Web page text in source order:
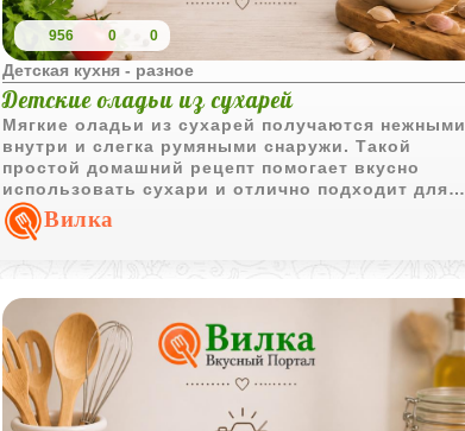
956 0 0
Детская кухня - разное
Детские оладьи из сухарей
Мягкие оладьи из сухарей получаются нежными
внутри и слегка румяными снаружи. Такой
простой домашний рецепт помогает вкусно
использовать сухари и отлично подходит для
детского завтрака или полдника.
Вилка